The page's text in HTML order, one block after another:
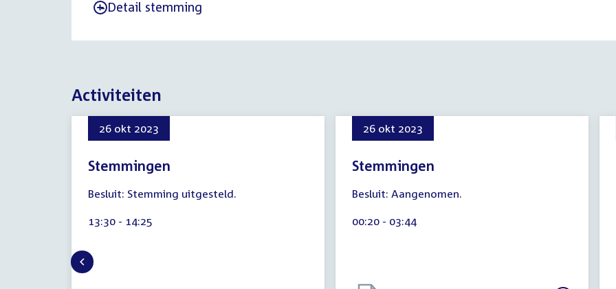
- Detail stemming
Activiteiten
26 okt 2023
Stemmingen
augustus
2026
Besluit: Stemming uitgesteld.
Tijd
13:30 - 14:25
26 okt 2023
Stemmingen
augustus
2026
Besluit: Aangenomen.
Tijd
00:20 - 03:44